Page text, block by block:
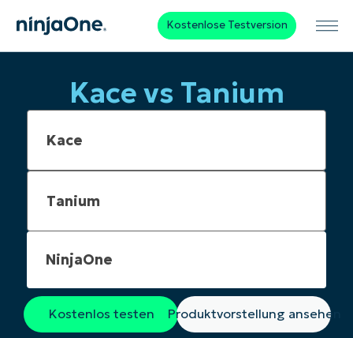
Kostenlose Testversion
Kace vs Tanium
NinjaOne
Kostenlos testen Produktvorstellung ansehen